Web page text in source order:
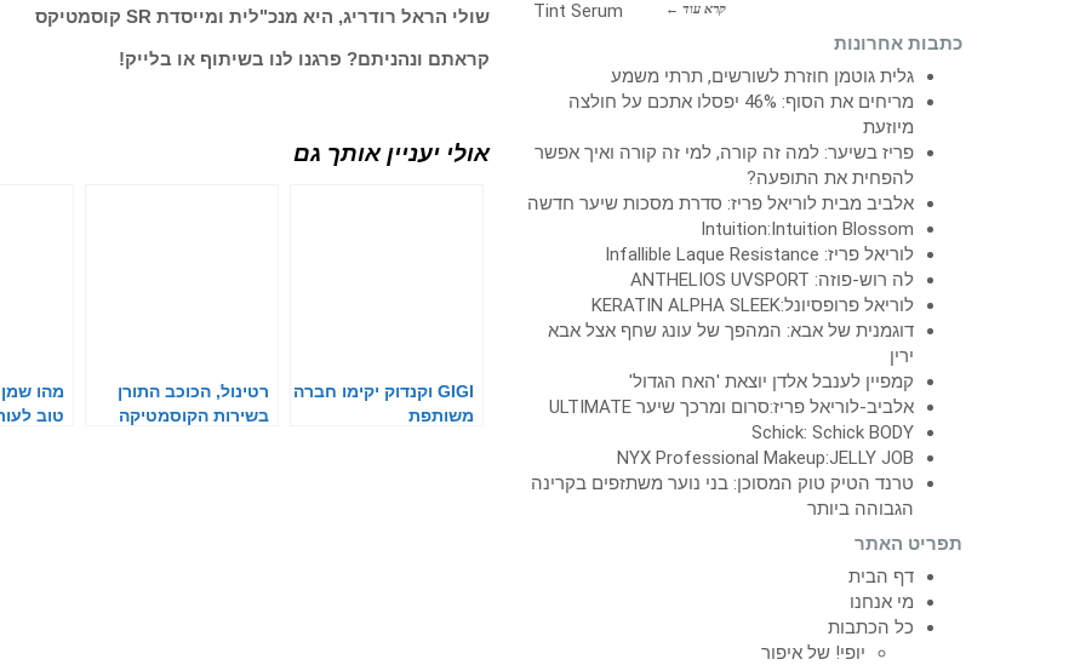
שולי הראל רודריג, היא מנכ"לית ומייסדת SR קוסמטיקס
קראתם ונהניתם? פרגנו לנו בשיתוף או בלייק!
אולי יעניין אותך גם
GIGI וקנדוק יקימו חברה
משותפת
רטינול, הכוכב התורן
בשירות הקוסמטיקה
מהו
טוב
קרא עוד ←
כתבות אחרונות
גלית גוטמן חוזרת לשורשים, תרתי משמע
מריחים את הסוף: 46% יפסלו אתכם על חולצה
מיוזעת
פריז בשיער: למה זה קורה, למי זה קורה ואיך אפשר
להפחית את התופעה?
אלביב מבית לוריאל פריז: סדרת מסכות שיער חדשה
Intuition:Intuition Blossom
לוריאל פריז: Infallible Laque Resistance
לה רוש-פוזה: ANTHELIOS UVSPORT
לוריאל פרופסיונל:KERATIN ALPHA SLEEK
דוגמנית של אבא: המהפך של עונג שחף אצל אבא
ירין
קמפיין לענבל אלדן יוצאת 'האח הגדול'
אלביב-לוריאל פריז:סרום ומרכך שיער ULTIMATE
Schick: Schick BODY
NYX Professional Makeup:JELLY JOB
טרנד הטיק טוק המסוכן: בני נוער משתזפים בקרינה
הגבוהה ביותר
תפריט האתר
דף הבית
מי אנחנו
כל הכתבות
יופי! של איפור